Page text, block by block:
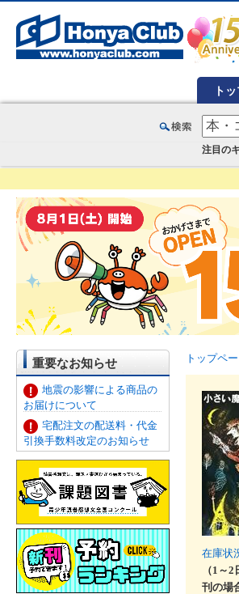
ト
注目の
重要なお知らせ
地震の影響による商品の
お届けについて
宅配注文の配送料・代金
引換手数料改定のお知らせ
トップペ
在庫状
（1～
刊の場